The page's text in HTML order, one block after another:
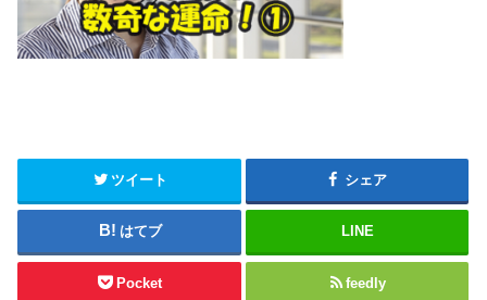
ツイート シェア
はてブ LINE
Pocket feedly